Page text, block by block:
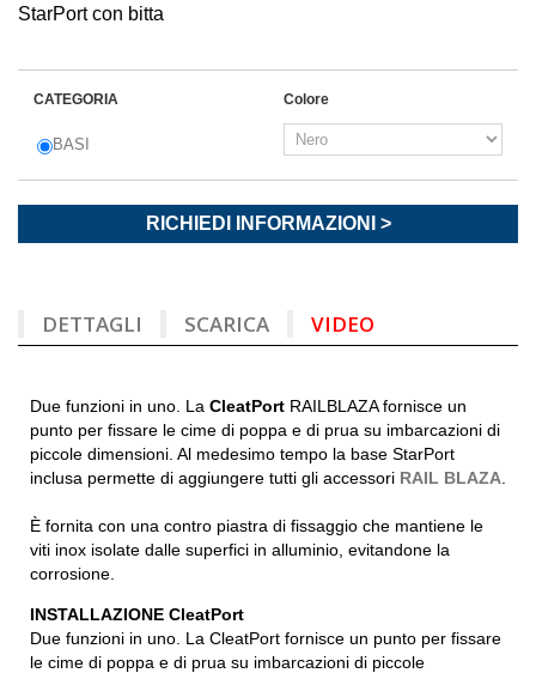
StarPort con bitta
CATEGORIA
BASI
Colore
RICHIEDI INFORMAZIONI >
DETTAGLI SCARICA VIDEO
Due funzioni in uno. La CleatPort RAILBLAZA fornisce un
punto per fissare le cime di poppa e di prua su imbarcazioni di
piccole dimensioni. Al medesimo tempo la base StarPort
inclusa permette di aggiungere tutti gli accessori RAIL BLAZA
È fornita con una contro piastra di fissaggio che mantiene le
viti inox isolate dalle superfici in alluminio, evitandone la
corrosione.
INSTALLAZIONE CleatPort
Due funzioni in uno. La CleatPort fornisce un punto per fissare
le cime di poppa e di prua su imbarcazioni di piccole